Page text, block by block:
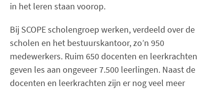
in het leren staan voorop.
Bij SCOPE scholengroep werken, verdeeld over de
scholen en het bestuurskantoor, zo’n 950
medewerkers. Ruim 650 docenten en leerkrachten
geven les aan ongeveer 7.500 leerlingen. Naast de
docenten en leerkrachten zijn er nog veel meer